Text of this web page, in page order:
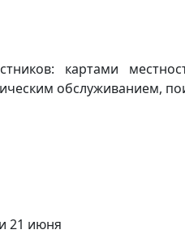
картами
обслуживанием,
21 июня